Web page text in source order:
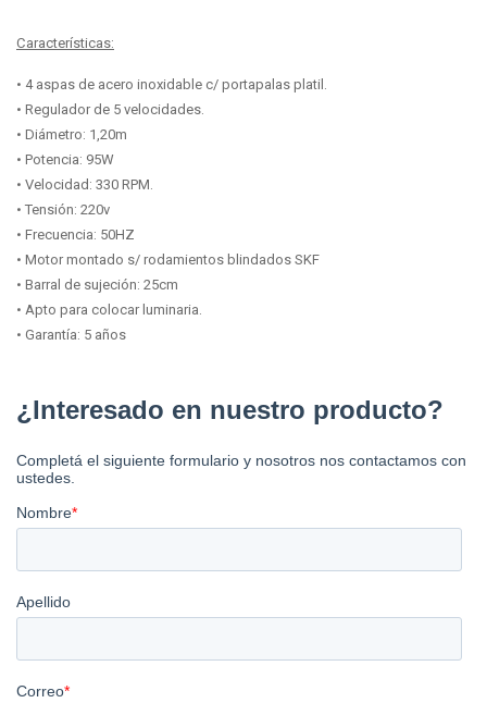
Características:
• 4 aspas de acero inoxidable c/ portapalas platil.
• Regulador de 5 velocidades.
• Diámetro: 1,20m
• Potencia: 95W
• Velocidad: 330 RPM.
• Tensión: 220v
• Frecuencia: 50HZ
• Motor montado s/ rodamientos blindados SKF
• Barral de sujeción: 25cm
• Apto para colocar luminaria.
• Garantía: 5 años